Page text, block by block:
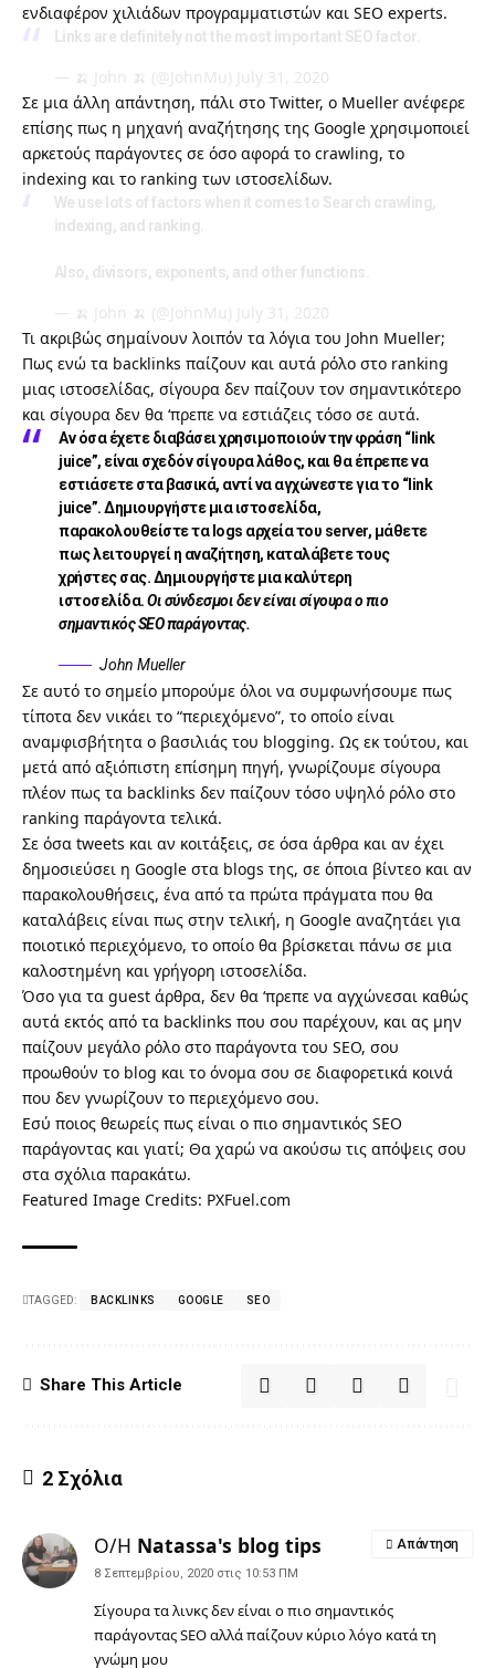
ενδιαφέρον χιλιάδων προγραμματιστών και SEO experts.
Links are definitely not the most important SEO factor.
— 🍌 John 🍌 (@JohnMu)
July 31, 2020
Σε μια άλλη απάντηση, πάλι στο Twitter, ο Mueller ανέφερε
επίσης πως η μηχανή αναζήτησης της Google χρησιμοποιεί
αρκετούς παράγοντες σε όσο αφορά το crawling, το
indexing και το ranking των ιστοσελίδων.
We use lots of factors when it comes to Search crawling,
indexing, and ranking.
Also, divisors, exponents, and other functions.
— 🍌 John 🍌 (@JohnMu)
July 31, 2020
Τι ακριβώς σημαίνουν λοιπόν τα λόγια του John Mueller;
Πως ενώ τα backlinks παίζουν και αυτά ρόλο στο ranking
μιας ιστοσελίδας, σίγουρα δεν παίζουν τον σημαντικότερο
και σίγουρα δεν θα ‘πρεπε να εστιάζεις τόσο σε αυτά.
Αν όσα έχετε διαβάσει χρησιμοποιούν την φράση “link
juice”, είναι σχεδόν σίγουρα λάθος, και θα έπρεπε να
εστιάσετε στα βασικά, αντί να αγχώνεστε για το “link
juice”. Δημιουργήστε μια ιστοσελίδα,
παρακολουθείστε τα logs αρχεία του server, μάθετε
πως λειτουργεί η αναζήτηση, καταλάβετε τους
χρήστες σας. Δημιουργήστε μια καλύτερη
ιστοσελίδα.Οι σύνδεσμοι δεν είναι σίγουρα ο πιο
σημαντικός SEO παράγοντας.
John Mueller
Σε αυτό το σημείο μπορούμε όλοι να συμφωνήσουμε πως
τίποτα δεν νικάει το “περιεχόμενο”, το οποίο είναι
αναμφισβήτητα ο βασιλιάς του blogging. Ως εκ τούτου, και
μετά από αξιόπιστη επίσημη πηγή, γνωρίζουμε σίγουρα
πλέον πως τα backlinks δεν παίζουν τόσο υψηλό ρόλο στο
ranking παράγοντα τελικά.
Σε όσα tweets και αν κοιτάξεις, σε όσα άρθρα και αν έχει
δημοσιεύσει η Google στα blogs της, σε όποια βίντεο και αν
παρακολουθήσεις, ένα από τα πρώτα πράγματα που θα
καταλάβεις είναι πως στην τελική, η Google αναζητάει για
ποιοτικό περιεχόμενο, το οποίο θα βρίσκεται πάνω σε μια
καλοστημένη και γρήγορη ιστοσελίδα.
Όσο για τα guest άρθρα, δεν θα ‘πρεπε να αγχώνεσαι καθώς
αυτά εκτός από τα backlinks που σου παρέχουν, και ας μην
παίζουν μεγάλο ρόλο στο παράγοντα του SEO, σου
προωθούν το blog και το όνομα σου σε διαφορετικά κοινά
που δεν γνωρίζουν το περιεχόμενο σου.
Εσύ ποιος θεωρείς πως είναι ο πιο σημαντικός SEO
παράγοντας και γιατί; Θα χαρώ να ακούσω τις απόψεις σου
στα σχόλια παρακάτω.
Featured Image Credits: PXFuel.com
TAGGED: BACKLINKS GOOGLE SEO
Share This Article
2 Σχόλια
Ο/Η Natassa's blog tips
8 Σεπτεμβρίου, 2020 στις 10:53 ΠΜ
Σίγουρα τα λινκς δεν είναι ο πιο σημαντικός
παράγοντας SEO αλλά παίζουν κύριο λόγο κατά τη
γνώμη μου
Απάντηση